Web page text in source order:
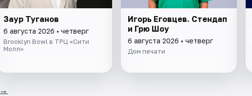
Заур Туганов
6 августа 2026 • четверг
Brooklyn Bowl в ТРЦ «Сити
Молл»
Игорь Еговцев. Стендап
и Грю Шоу
6 августа 2026 • четверг
Дом печати
→